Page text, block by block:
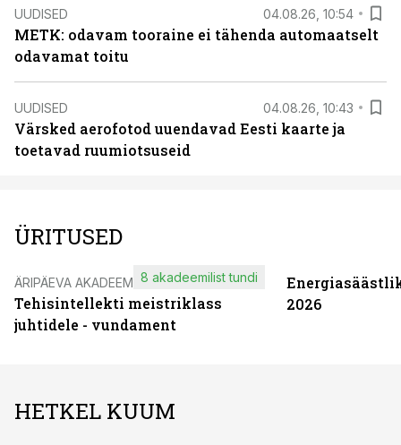
UUDISED 04.08.26, 10:54
METK: odavam tooraine ei tähenda automaatselt
odavamat toitu
UUDISED 04.08.26, 10:43
Värsked aerofotod uuendavad Eesti kaarte ja
toetavad ruumiotsuseid
ÜRITUSED
ÄRIPÄEVA AKADEEMIA
Tehisintellekti meistriklass
juhtidele - vundament
8 akadeemilist tundi
2026
HETKEL KUUM